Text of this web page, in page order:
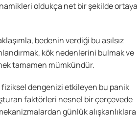
oldukça net bir şekilde ortaya
bedenin verdiği bu asılsız
kök nedenlerini bulmak ve
tamamen mümkündür.
dengenizi etkileyen bu panik
faktörleri nesnel bir çerçevede
günlük alışkanlıklara